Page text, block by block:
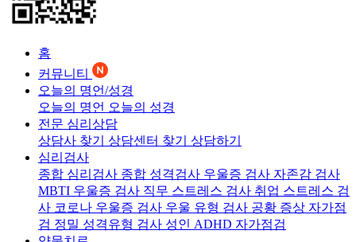
홈
커뮤니티
오늘의 명언/성경
오늘의 명언 오늘의 성경
전문 심리상담
상담사 찾기 상담센터 찾기 상담하기
심리검사
종합 심리검사 종합 성격검사 우울증 검사 자존감 검사
MBTI 우울증 검사 직무 스트레스 검사 취업 스트레스 검
사 코로나 우울증 검사 우울 유형 검사 공황 증상 자가점
검 정밀 성격유형 검사 성인 ADHD 자가점검